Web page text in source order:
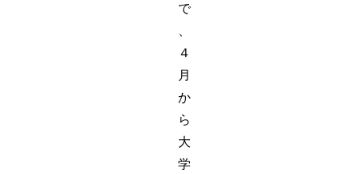
で
４
月
か
ら
大
学